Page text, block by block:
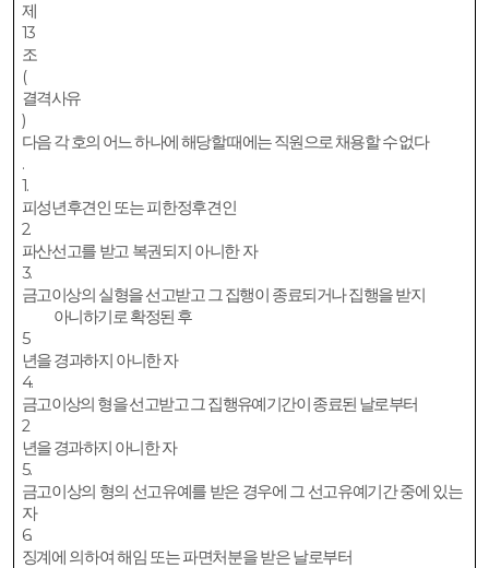
제
13
조
(
결격사유
)
다음 각 호의 어느 하나에 해당할 때에는 직원으로 채용할 수 없다
.
1.
피성년후견인 또는 피한정후견인
2.
파산선고를 받고 복권되지 아니한 자
3.
금고이상의 실형을 선고받고 그 집행이 종료되거나 집행을 받지
아니하기로 확정된 후
5
년을 경과하지 아니한 자
4.
금고이상의 형을 선고받고 그 집행유예기간이 종료된 날로부터
2
년을 경과하지 아니한 자
5.
금고이상의 형의 선고유예를 받은 경우에 그 선고유예기간 중에 있는
자
6.
징계에 의하여 해임 또는 파면처분을 받은 날로부터